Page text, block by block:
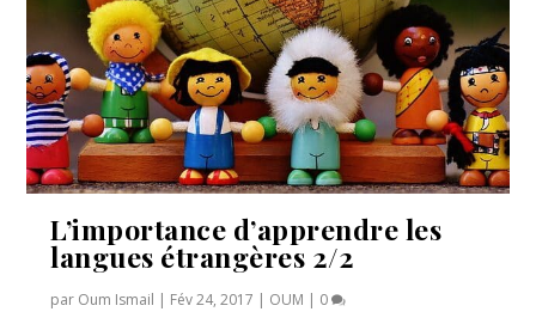
L’importance d’apprendre les
langues étrangères 2/2
par Oum Ismail | Fév 24, 2017 | OUM | 0